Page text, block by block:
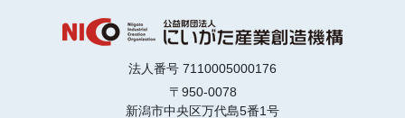
法人番号 7110005000176
〒950-0078
新潟市中央区万代島5番1号